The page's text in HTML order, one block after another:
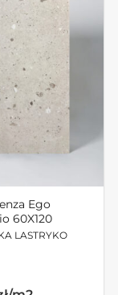
Ego
60X120
LASTRYKO